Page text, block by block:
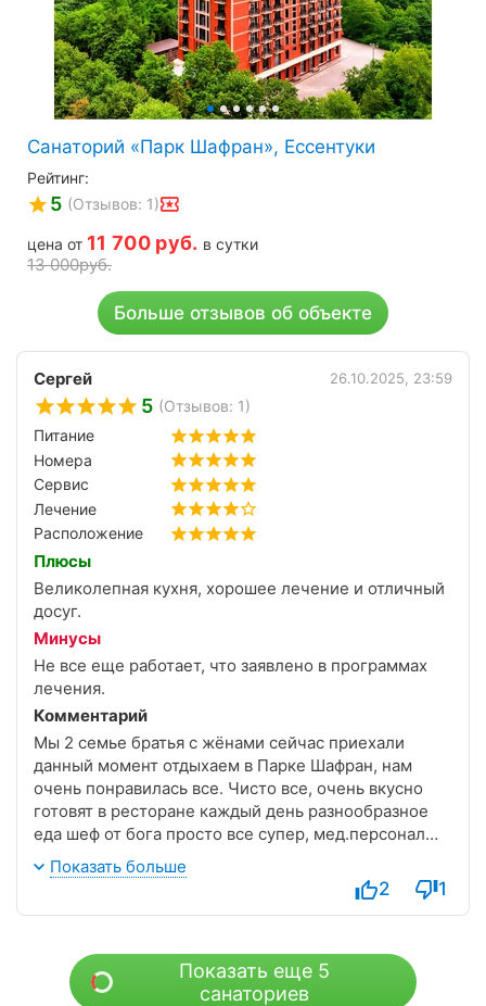
Санаторий «Парк Шафран», Ессентуки
Рейтинг:
5 (Отзывов: 1)
цена от 11 700 руб. в сутки
13 000руб.
Больше отзывов об объекте
Сергей 26.10.2025, 23:59
5 (Отзывов: 1)
Питание
Номера
Сервис
Лечение
Расположение
Плюсы
Великолепная кухня, хорошее лечение и отличный
досуг.
Минусы
Не все еще работает, что заявлено в программах
лечения.
Комментарий
Мы 2 семье братья с жёнами сейчас приехали
данный момент отдыхаем в Парке Шафран, нам
очень понравилась все. Чисто все, очень вкусно
готовят в ресторане каждый день разнообразное
еда шеф от бога просто все супер, мед.персонал
очень добродушные и озывчие внимательные,
приедем еще раз обязательно!
Показать больше
2 1
Показать еще 5
санаториев